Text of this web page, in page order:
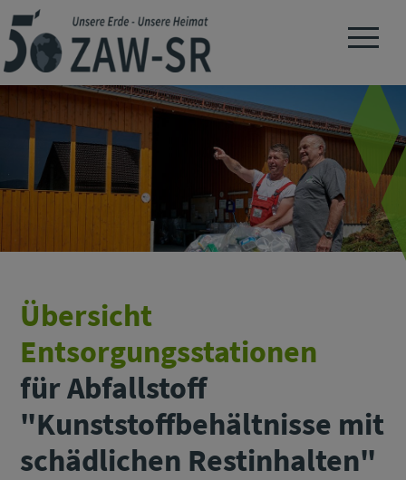
Navigation
Übersicht
Entsorgungsstationen
für Abfallstoff
"Kunststoffbehältnisse mit
schädlichen Restinhalten"